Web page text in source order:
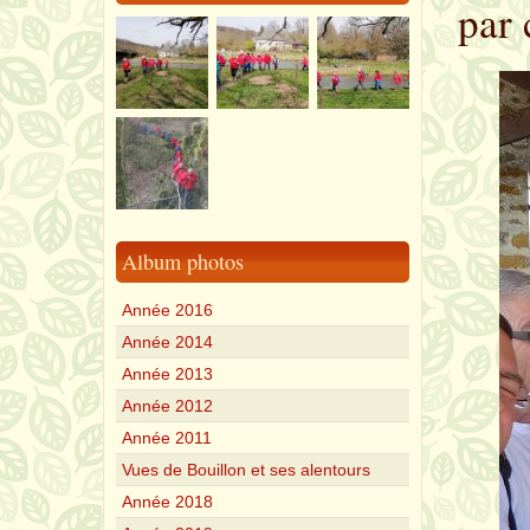
Album photos
Année 2016
Année 2014
Année 2013
Année 2012
Année 2011
Vues de Bouillon et ses alentours
Année 2018
par